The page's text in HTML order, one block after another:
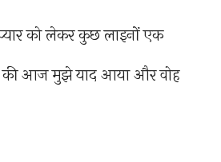
को लेकर कुछ लाइनों एक
की आज मुझे याद आया और वोह